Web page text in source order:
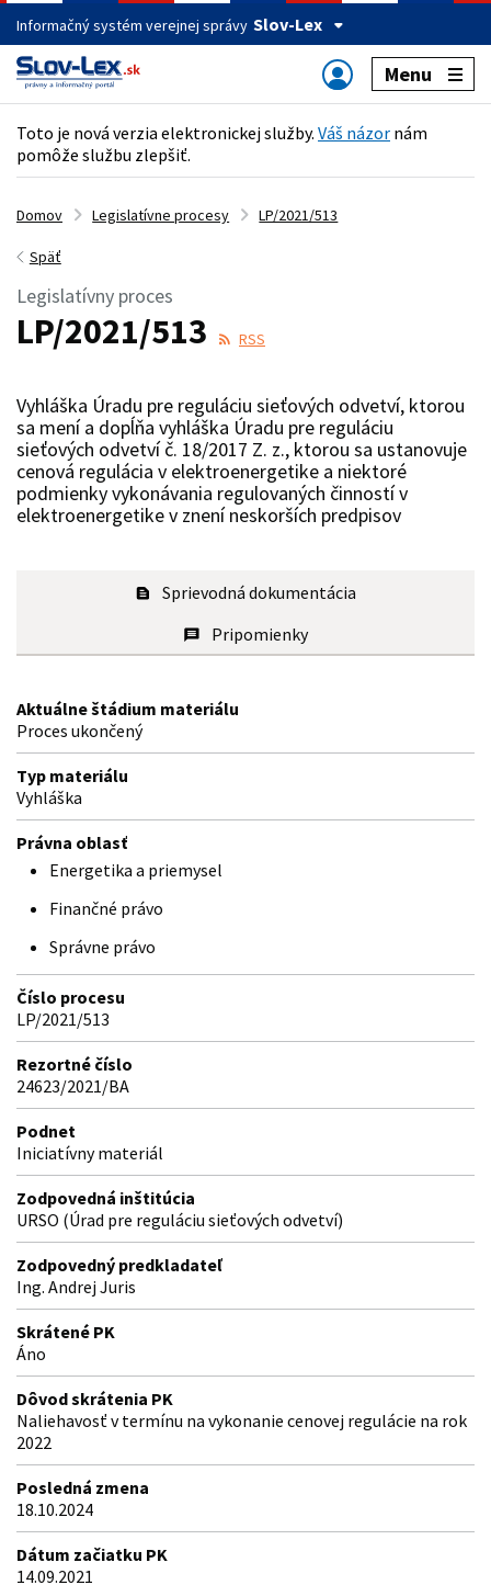
Informačný systém verejnej správy Slov-Lex
Menu
Toto je nová verzia elektronickej služby. Váš názor nám
pomôže službu zlepšiť.